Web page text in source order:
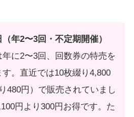
年2〜3回・不定期開催）
に2〜3回、回数券の特売を
。直近では10枚綴り4,800
480円）で販売されていまし
円より300円お得です。た